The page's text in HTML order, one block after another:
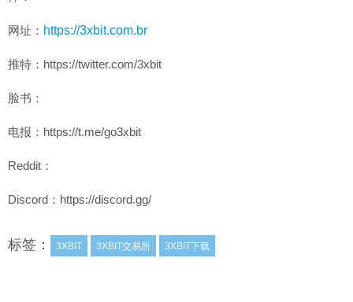
网址： https://3xbit.com.br
推特：https://twitter.com/3xbit
脸书：
电报：https://t.me/go3xbit
Reddit：
Discord：https://discord.gg/
标签： 3XBIT 3XBIT交易所 3XBIT下载